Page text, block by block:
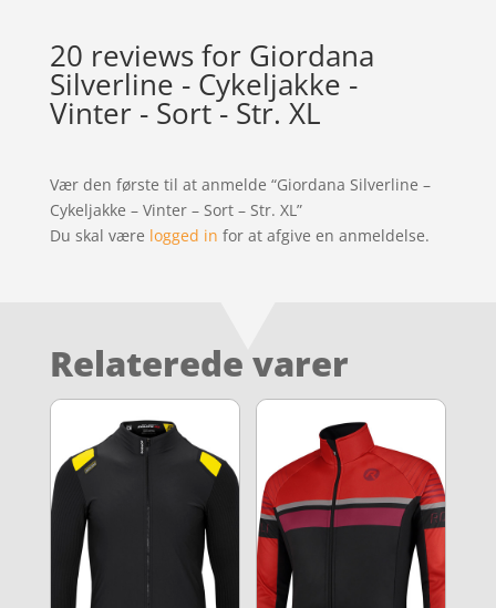
20 reviews for Giordana
Silverline - Cykeljakke -
Vinter - Sort - Str. XL
Vær den første til at anmelde “Giordana Silverline –
Cykeljakke – Vinter – Sort – Str. XL”
Du skal være logged in for at afgive en anmeldelse.
Relaterede varer